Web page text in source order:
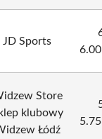
JD Sports
6.00
Store
klubowy
Łódź
5.75